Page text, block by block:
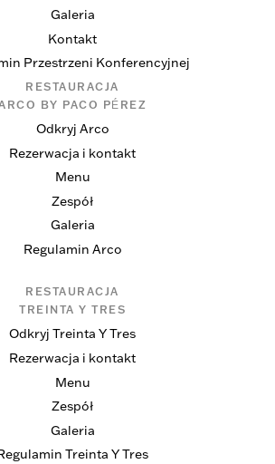
Galeria
Kontakt
Przestrzeni Konferencyjnej
RESTAURACJA
BY PACO PÉREZ
Odkryj Arco
Rezerwacja i kontakt
Menu
Zespół
Galeria
Regulamin Arco
RESTAURACJA
TREINTA Y TRES
Odkryj Treinta Y Tres
Rezerwacja i kontakt
Menu
Zespół
Galeria
Treinta Y Tres